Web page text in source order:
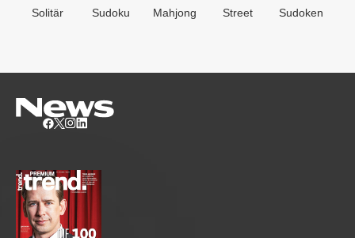
Solitär Sudoku Mahjong Street Sudoken